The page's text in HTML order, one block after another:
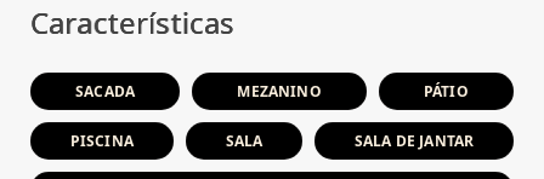
Características
SACADA MEZANINO PÁTIO
PISCINA SALA SALA DE JANTAR